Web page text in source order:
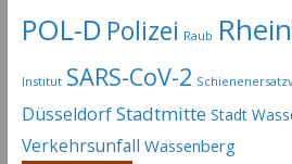
POL-D Polizei Raub
Institut SARS-CoV-2
DüsseldorfStadtmitte Stadt
Verkehrsunfall Wassenberg